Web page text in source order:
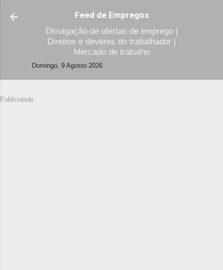
Avançar para o conteúdo principal
Feed de Empregos
Divulgação de ofertas de emprego |
Direitos e deveres do trabalhador |
Mercado de trabalho
Domingo, 9 Agosto 2026
Publicidade